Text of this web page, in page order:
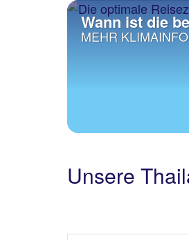
Wann ist die
MEHR
Unsere